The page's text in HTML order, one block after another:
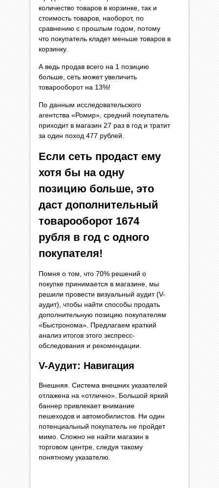
количество товаров в корзинке, так и
стоимость товаров, наоборот, по
сравнению с прошлым годом, потому
что покупатель кладет меньше товаров в
корзинку.
А ведь продав всего на 1 позицию
больше, сеть может увеличить
товарооборот на 13%!
По данным исследовательского
агентства «Ромир», средний покупатель
приходит в магазин 27 раз в год и тратит
за один поход 477 рублей.
Если сеть продаст ему
хотя бы на одну
позицию больше, это
даст дополнительный
товарооборот 1674
рубля в год с одного
покупателя!
Помня о том, что 70% решений о
покупке принимается в магазине, мы
решили провести визуальный аудит (V-
аудит), чтобы найти способы продать
дополнительную позицию покупателям
«Быстронома». Предлагаем краткий
анализ итогов этого экспресс-
обследования и рекомендации.
V-Аудит: Навигация
Внешняя. Система внешних указателей
отлажена на «отлично». Большой яркий
баннер привлекает внимание
пешеходов и автомобилистов. Ни один
потенциальный покупатель не пройдет
мимо. Сложно не найти магазин в
торговом центре, следуя такому
понятному указателю.